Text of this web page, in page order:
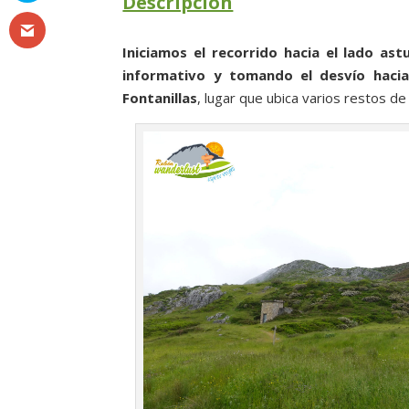
Iniciamos el recorrido hacia el lado
informativo y tomando el desvío
Fontanillas, lugar que ubica varios restos